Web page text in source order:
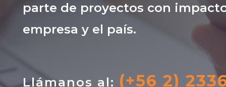
parte de proyectos con
empresa y el país.
Llámanos al: (+56 2)